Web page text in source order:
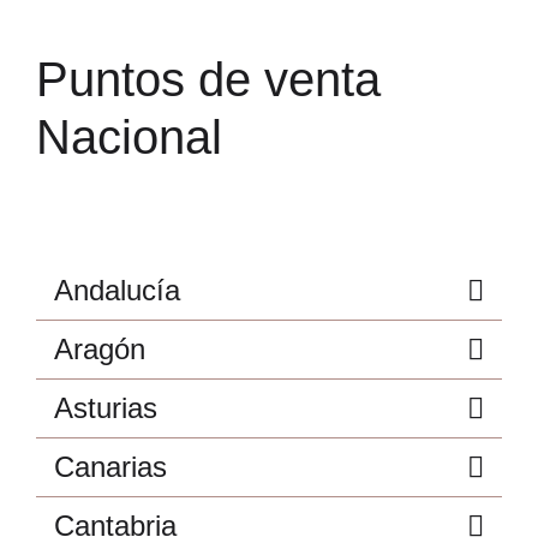
Puntos de venta
Nacional
Andalucía
Aragón
Asturias
Canarias
Cantabria